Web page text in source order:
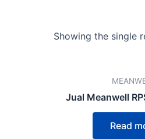
Showing the single
Jual Meanwell
Read